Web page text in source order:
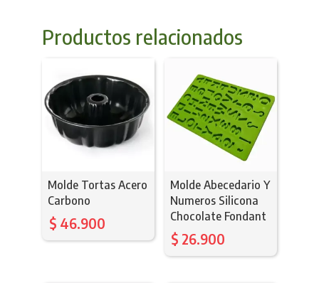
Productos relacionados
Molde Tortas Acero
Carbono
$ 46.900
Molde Abecedario Y
Numeros Silicona
Chocolate Fondant
$ 26.900